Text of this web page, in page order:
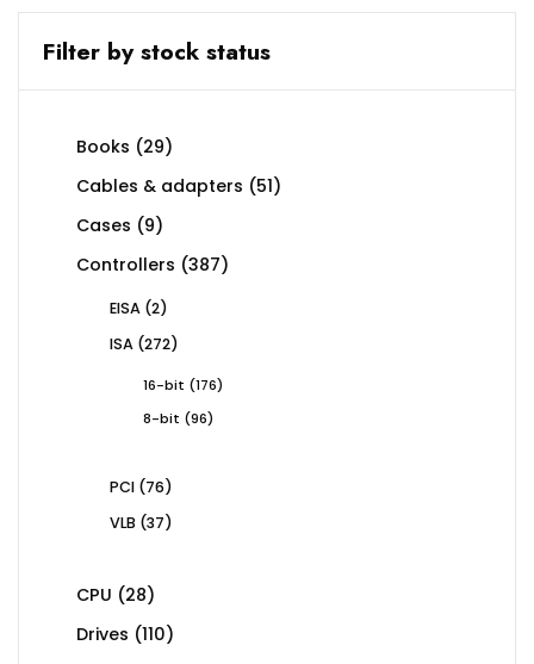
Filter by stock status
Books 2929
Cables & adapters 5151
Cases 99
Controllers 387387
EISA 22
ISA 272272
16-bit 176176
8-bit
9696
PCI 7676
VLB 3737
CPU 2828
Drives 110110